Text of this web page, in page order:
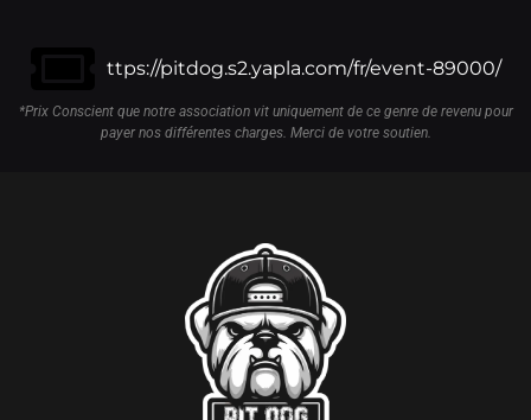
ttps://pitdog.s2.yapla.com/fr/event-89000/
*Prix Conscient que notre association vit uniquement de ce genre de revenu pour
payer nos différentes charges. Merci de votre soutien.